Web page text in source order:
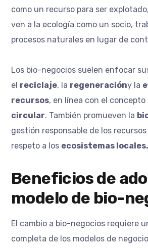
como un recurso para ser
ven a la ecología como un socio,
procesos naturales en lugar de
Los bio-negocios suelen enfocar
el reciclaje, la regeneracióny la
recursos, en línea con el concepto
circular. También promueven la
gestión responsable de los
respeto a los ecosistemas locales.
Beneficios de
modelo de bio-
El cambio a bio-negocios requiere
completa de los modelos de